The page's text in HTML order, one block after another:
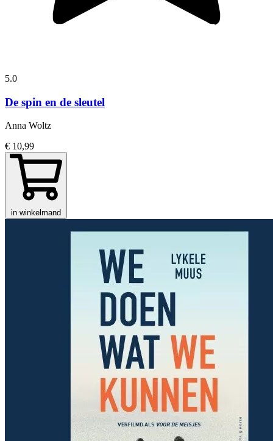
5.0
De spin en de sleutel
Anna Woltz
€ 10,99
in winkelmand